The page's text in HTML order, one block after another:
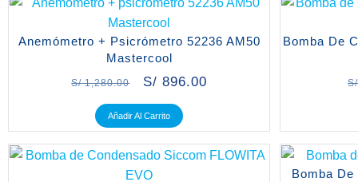
Anemómetro + Psicrómetro 52236 AM50
Mastercool
S/1,280.00 S/ 896.00
Añadir Al Carrito
Bomba De
S/
Bomba